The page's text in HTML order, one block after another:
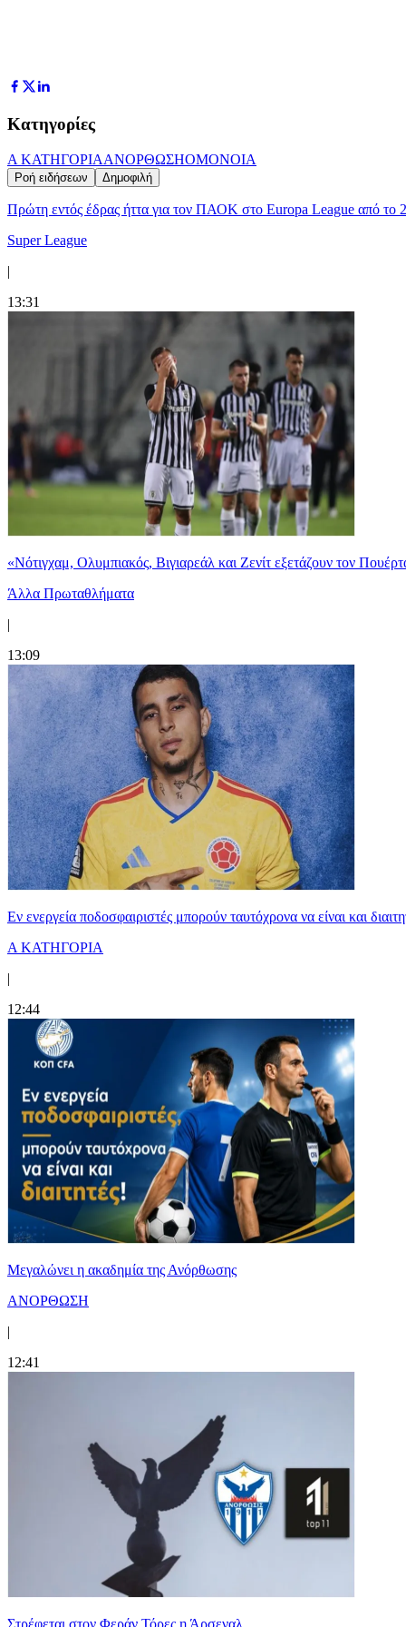
Κατηγορίες
Α ΚΑΤΗΓΟΡΙΑΑΝΟΡΘΩΣΗΟΜΟΝΟΙΑ
Ροή ειδήσεων Δημοφιλή
Πρώτη εντός έδρας ήττα για τον ΠΑΟΚ στο Europa League από το
Super League
|
13:31
«Νότιγχαμ, Ολυμπιακός, Βιγιαρεάλ και Ζενίτ εξετάζουν τον
Άλλα Πρωταθλήματα
|
13:09
Εν ενεργεία ποδοσφαιριστές μπορούν ταυτόχρονα να είναι και
Α ΚΑΤΗΓΟΡΙΑ
|
12:44
Μεγαλώνει η ακαδημία της Ανόρθωσης
ΑΝΟΡΘΩΣΗ
|
12:41
Στρέφεται στον Φεράν Τόρες η Άρσεναλ